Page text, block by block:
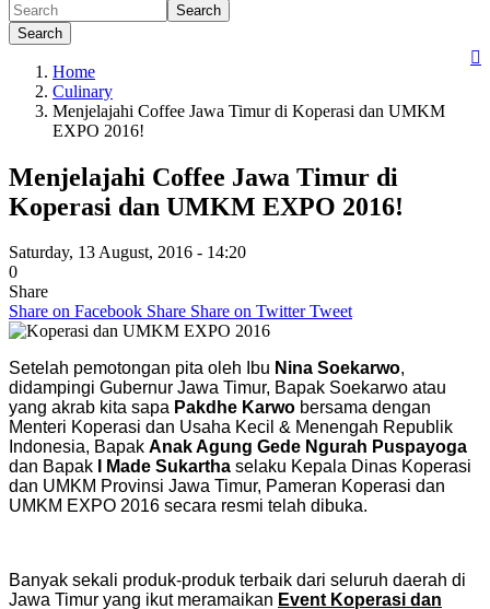
Search
Search

Home
Culinary
Menjelajahi Coffee Jawa Timur di Koperasi dan UMKM
EXPO 2016!
Menjelajahi Coffee Jawa Timur di
Koperasi dan UMKM EXPO 2016!
Saturday, 13 August, 2016 - 14:20
0
Share
Share on Facebook Share Share on Twitter Tweet
Setelah pemotongan pita oleh Ibu Nina Soekarwo,
didampingi Gubernur Jawa Timur, Bapak Soekarwo atau
yang akrab kita sapa Pakdhe Karwo bersama dengan
Menteri Koperasi dan Usaha Kecil & Menengah Republik
Indonesia, Bapak Anak Agung Gede Ngurah Puspayoga
dan Bapak
I Made Sukartha selaku Kepala Dinas Koperasi
dan UMKM Provinsi Jawa Timur, Pameran Koperasi dan
UMKM EXPO 2016 secara resmi telah dibuka.
Banyak sekali produk-produk terbaik dari seluruh daerah di
Jawa Timur yang ikut meramaikan Event Koperasi dan